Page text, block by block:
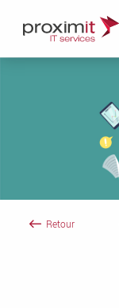
Retour